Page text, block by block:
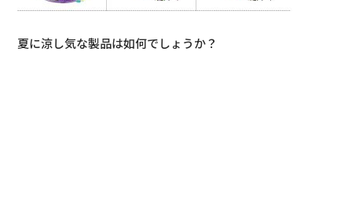
夏に涼し気な製品は如何でしょうか？